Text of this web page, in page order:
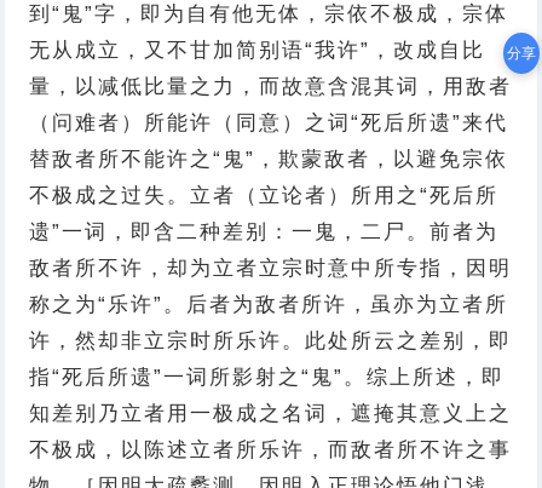
到“鬼”字，即为自有他无体，宗依不极成，宗体
无从成立，又不甘加简别语“我许”，改成自比
量，以减低比量之力，而故意含混其词，用敌者
（问难者）所能许（同意）之词“死后所遗”来代
替敌者所不能许之“鬼”，欺蒙敌者，以避免宗依
不极成之过失。立者（立论者）所用之“死后所
遗”一词，即含二种差别：一鬼，二尸。前者为
敌者所不许，却为立者立宗时意中所专指，因明
称之为“乐许”。后者为敌者所许，虽亦为立者所
许，然却非立宗时所乐许。此处所云之差别，即
指“死后所遗”一词所影射之“鬼”。综上所述，即
知差别乃立者用一极成之名词，遮掩其意义上之
不极成，以陈述立者所乐许，而敌者所不许之事
分享